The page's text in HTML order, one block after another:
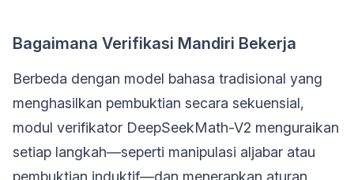
Bagaimana Verifikasi Mandiri Bekerja
Berbeda dengan model bahasa tradisional yang
menghasilkan pembuktian secara sekuensial,
modul verifikator DeepSeekMath-V2 menguraikan
setiap langkah—seperti manipulasi aljabar atau
pembuktian induktif—dan menerapkan aturan